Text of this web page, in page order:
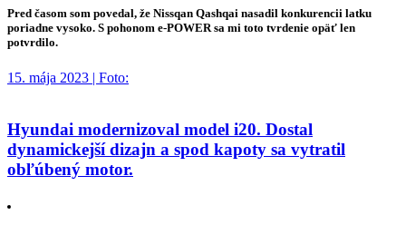
Pred časom som povedal, že Nissqan Qashqai nasadil konkurencii latku
poriadne vysoko. S pohonom e-POWER sa mi toto tvrdenie opäť len
potvrdilo.
15. mája 2023 | Foto:
Hyundai modernizoval model i20. Dostal
dynamickejší dizajn a spod kapoty sa vytratil
obľúbený motor.